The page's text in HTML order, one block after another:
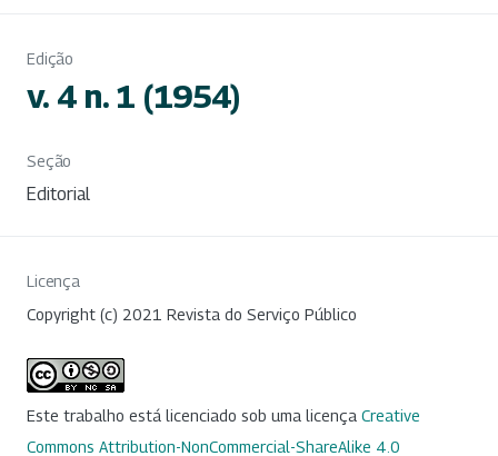
Edição
v. 4 n. 1 (1954)
Seção
Editorial
Licença
Copyright (c) 2021 Revista do Serviço Público
Este trabalho está licenciado sob uma licença Creative
Commons Attribution-NonCommercial-ShareAlike 4.0